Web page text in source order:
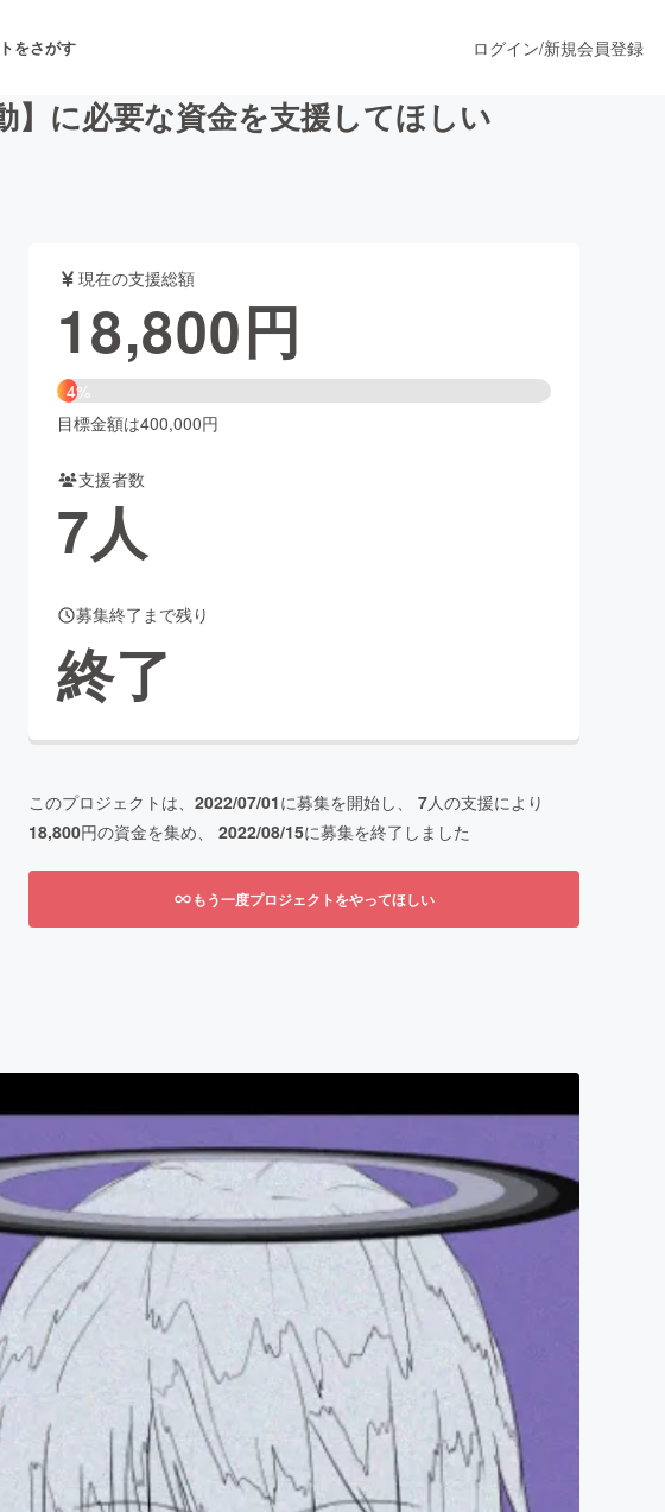
をさがす
フォーマンス
ファッション
ィー・ヘルスケア
ログイン/新規会員登録
】に必要な資金を支援してほしい
現在の支援総額
18,800円
4%
目標金額は400,000円
支援者数
7人
募集終了まで残り
終了
このプロジェクトは、 2022/07/01に募集を開始し、 7人の支援により
18,800円の資金を集め、 2022/08/15に募集を終了しました
もう一度プロジェクトをやってほしい